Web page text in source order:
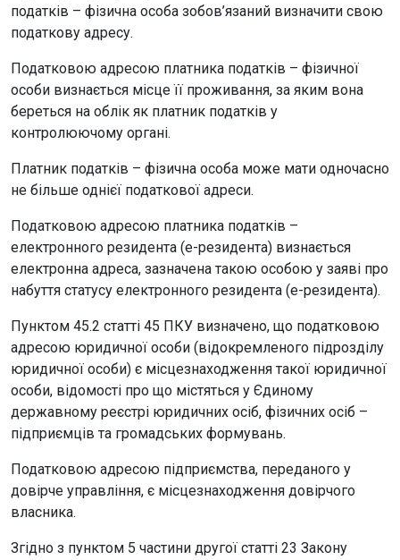
податків – фізична особа зобов’язаний визначити свою
податкову адресу.
Податковою адресою платника податків – фізичної
особи визнається місце її проживання, за яким вона
береться на облік як платник податків у
контролюючому органі.
Платник податків – фізична особа може мати одночасно
не більше однієї податкової адреси.
Податковою адресою платника податків –
електронного резидента (е-резидента) визнається
електронна адреса, зазначена такою особою у заяві про
набуття статусу електронного резидента (е-резидента).
Пунктом 45.2 статті 45 ПКУ визначено, що податковою
адресою юридичної особи (відокремленого підрозділу
юридичної особи) є місцезнаходження такої юридичної
особи, відомості про що містяться у Єдиному
державному реєстрі юридичних осіб, фізичних осіб –
підприємців та громадських формувань.
Податковою адресою підприємства, переданого у
довірче управління, є місцезнаходження довірчого
власника.
Згідно з пунктом 5 частини другої статті 23 Закону